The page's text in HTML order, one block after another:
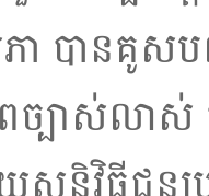
ភា បានគូស
ាស់លាស់ គឺក